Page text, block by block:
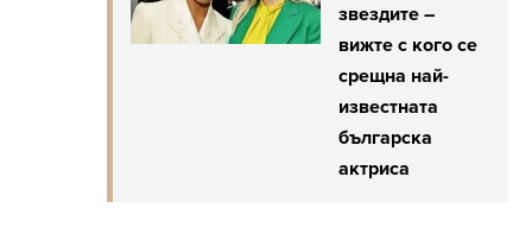
звездите –
вижте с кого се
срещна най-
известната
българска
актриса